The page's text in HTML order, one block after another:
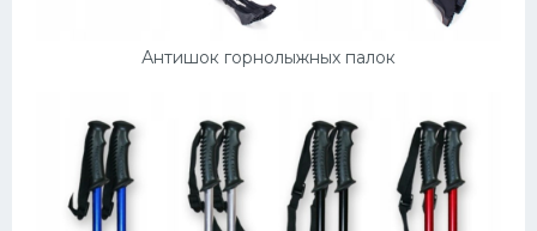
Антишок горнолыжных палок